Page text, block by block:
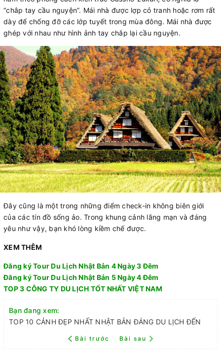
“chắp tay cầu nguyện”. Mái nhà được lợp cỏ tranh hoặc rơm rất
dày để chống đỡ các lớp tuyết trong mùa đông. Mái nhà được
ghép với nhau như hình ảnh tay chắp lại cầu nguyện.
Đây cũng là một trong những điểm check-in không biên giới
của các tín đồ sống ảo. Trong khung cảnh lãng mạn và đáng
yêu như vậy, bạn khó lòng kiềm chế được.
XEM THÊM
Đăng ký Tour Du Lịch Nhật Bản 4 Ngày 3 Đêm
Đăng ký Tour Du Lịch Nhật Bản 5 Ngày 4 Đêm
TOP 3 CÔNG TY DU LỊCH TỐT NHẤT VIỆT NAM
Bạn đang xem:
TOP 10 CẢNH ĐẸP NHẤT NHẬT BẢN ĐÁNG DU LỊCH ĐẾN
Bài trước Bài sau